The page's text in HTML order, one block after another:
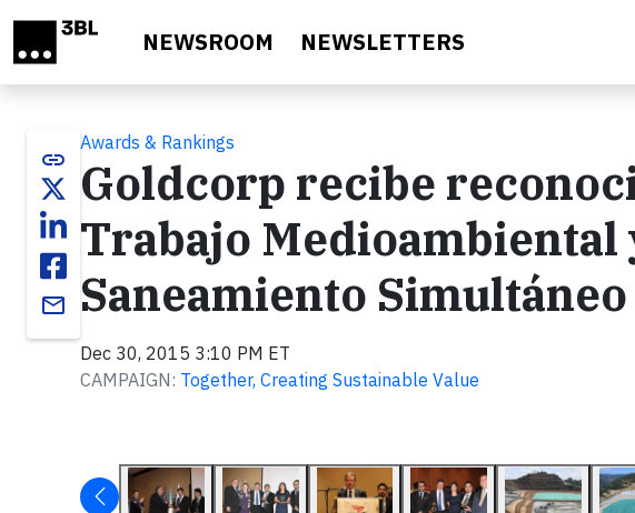
NEWSROOM NEWSLETTERS
link
email
Awards & Rankings
Goldcorp recibe
Trabajo
Saneamiento
Dec 30, 2015 3:10 PM ET
CAMPAIGN: Together, Creating Sustainable Value